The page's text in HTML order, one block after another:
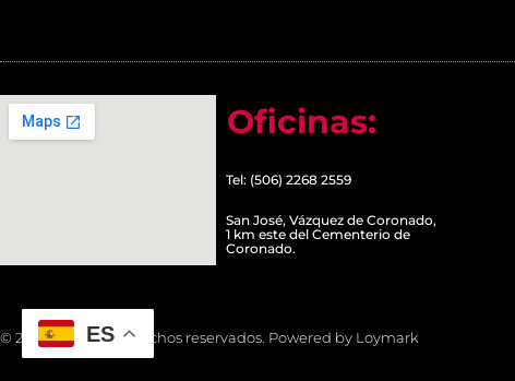
Oficinas:
Tel: (506) 2268 2559
San José, Vázquez de Coronado,
1 km este del Cementerio de
Coronado.
© 2022 Todos los derechos reservados. Powered by Loymark
ES